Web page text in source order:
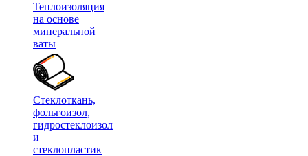
Теплоизоляция
на основе
минеральной
ваты
Стеклоткань,
фольгоизол,
гидростеклоизол
и
стеклопластик